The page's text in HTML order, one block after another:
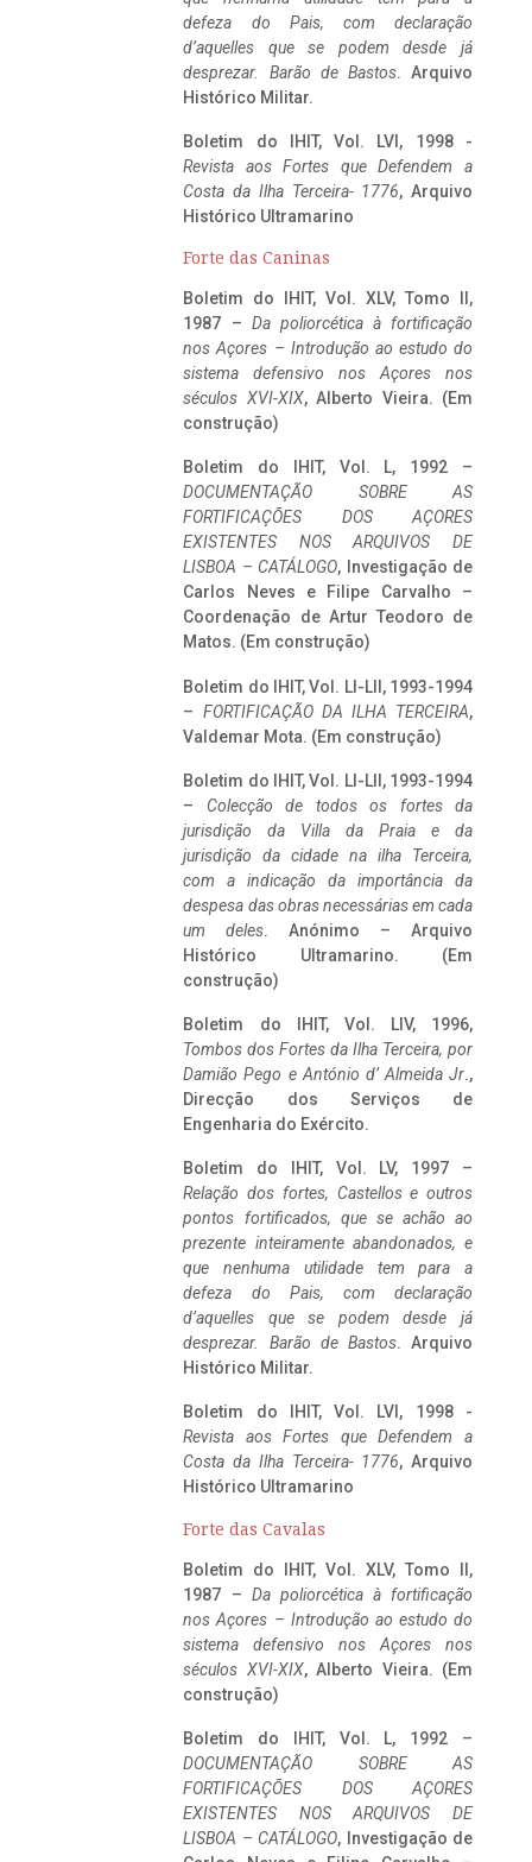
defeza do Pais, com declaração
d’aquelles que se podem desde já
desprezar. Barão de Bastos. Arquivo
Histórico Militar.
Boletim do IHIT, Vol. LVI, 1998 -
Revista aos Fortes que Defendem a
Costa da Ilha Terceira- 1776, Arquivo
Histórico Ultramarino
Forte das Caninas
Boletim do IHIT, Vol. XLV, Tomo II,
1987 – Da poliorcética à fortificação
nos Açores – Introdução ao estudo do
sistema defensivo nos Açores nos
séculos XVI-XIX, Alberto Vieira. (Em
construção)
Boletim do IHIT, Vol. L, 1992 –
DOCUMENTAÇÃO SOBRE AS
FORTIFICAÇÕES DOS AÇORES
EXISTENTES NOS ARQUIVOS DE
LISBOA – CATÁLOGO, Investigação de
Carlos Neves e Filipe Carvalho –
Coordenação de Artur Teodoro de
Matos. (Em construção)
Boletim do IHIT, Vol. LI-LII, 1993-1994
– FORTIFICAÇÃO DA ILHA TERCEIRA,
Valdemar Mota. (Em construção)
Boletim do IHIT, Vol. LI-LII, 1993-1994
– Colecção de todos os fortes da
jurisdição da Villa da Praia e da
jurisdição da cidade na ilha Terceira,
com a indicação da importância da
despesa das obras necessárias em cada
um deles. Anónimo – Arquivo
Histórico Ultramarino. (Em
construção)
Boletim do IHIT, Vol. LIV, 1996,
Tombos dos Fortes da Ilha Terceira, por
Damião Pego e António d’ Almeida Jr.,
Direcção dos Serviços de
Engenharia do Exército.
Boletim do IHIT, Vol. LV, 1997 –
Relação dos fortes, Castellos e outros
pontos fortificados, que se achão ao
prezente inteiramente abandonados, e
que nenhuma utilidade tem para a
defeza do Pais, com declaração
d’aquelles que se podem desde já
desprezar. Barão de Bastos. Arquivo
Histórico Militar.
Boletim do IHIT, Vol. LVI, 1998 -
Revista aos Fortes que Defendem a
Costa da Ilha Terceira- 1776, Arquivo
Histórico Ultramarino
Forte das Cavalas
Boletim do IHIT, Vol. XLV, Tomo II,
1987 – Da poliorcética à fortificação
nos Açores – Introdução ao estudo do
sistema defensivo nos Açores nos
séculos XVI-XIX, Alberto Vieira. (Em
construção)
Boletim do IHIT, Vol. L, 1992 –
DOCUMENTAÇÃO SOBRE AS
FORTIFICAÇÕES DOS AÇORES
EXISTENTES NOS ARQUIVOS DE
LISBOA – CATÁLOGO, Investigação de